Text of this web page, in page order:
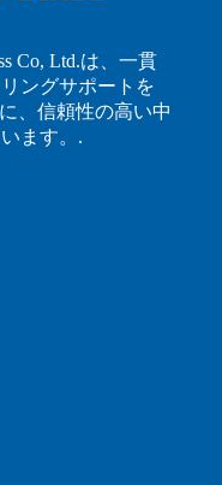
Co, Ltd.は、一貫
ングサポートを
、信頼性の高い中
ます。.